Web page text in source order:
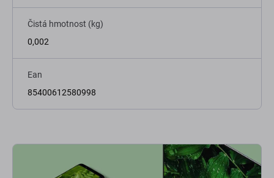
Čistá hmotnost (kg)
0,002
Ean
85400612580998